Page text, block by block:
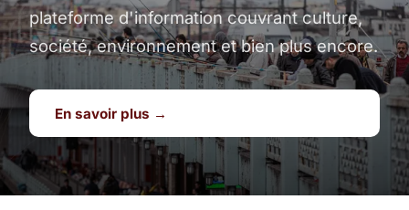
plateforme d'information couvrant culture,
société, environnement et bien plus encore.
En savoir plus →